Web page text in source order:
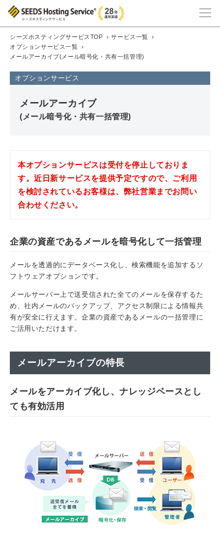
シーズホスティングサービスTOP › サービス一覧 ›
オプションサービス一覧 ›
メールアーカイブ(メール暗号化・共有一括管理)
オプションサービス
メールアーカイブ
(メール暗号化・共有一括管理)
本オプションサービスは受付を停止しておりま
す。近日新サービスを提供予定ですので、ご利用
を検討されているお客様は、弊社営業までお問い
合わせください。
企業の資産であるメールを暗号化して一括管理
メールを透過的にデータベース化し、検索機能を追加するソ
フトウェアオプションです。
メールサーバー上で送受信された全てのメールを保存するた
め、社内メールのバックアップ、アクセス制限による情報共
有が安全に行えます。企業の資産であるメールの一括管理に
ご活用いただけます。
メールアーカイブの特長
メールをアーカイブ化し、ナレッジベースとし
ても有効活用